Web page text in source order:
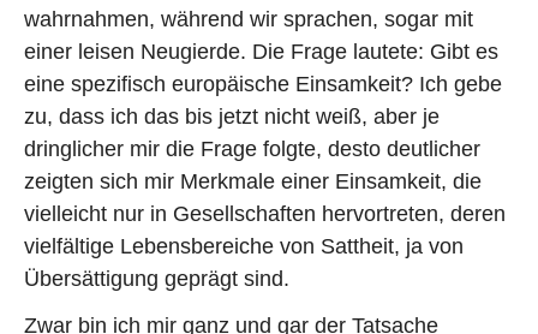
wahrnahmen, während wir sprachen, sogar mit
einer leisen Neugierde. Die Frage lautete: Gibt es
eine spezifisch europäische Einsamkeit? Ich gebe
zu, dass ich das bis jetzt nicht weiß, aber je
dringlicher mir die Frage folgte, desto deutlicher
zeigten sich mir Merkmale einer Einsamkeit, die
vielleicht nur in Gesellschaften hervortreten, deren
vielfältige Lebensbereiche von Sattheit, ja von
Übersättigung geprägt sind.
Zwar bin ich mir ganz und gar der Tatsache